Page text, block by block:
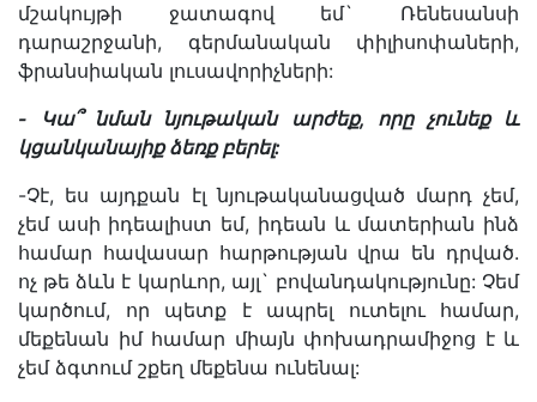
մշակույթի ջատագով եմ` Ռենեսանսի
դարաշրջանի, գերմանական փիլիսոփաների,
ֆրանսիական լուսավորիչների:
-
Կա՞ նման նյութական արժեք, որը չունեք
և
կցանկանայիք ձեռք բերել:
-Չէ, ես այդքան էլ նյութականացված մարդ չեմ,
չեմ ասի իդեալիստ եմ, իդեան և մատերիան ինձ
համար հավասար հարթության վրա են դրված.
ոչ թե ձևն է կարևոր, այլ` բովանդակությունը: Չեմ
կարծում, որ պետք է ապրել ուտելու համար,
մեքենան իմ համար միայն փոխադրամիջոց է և
չեմ ձգտում շքեղ մեքենա ունենալ: